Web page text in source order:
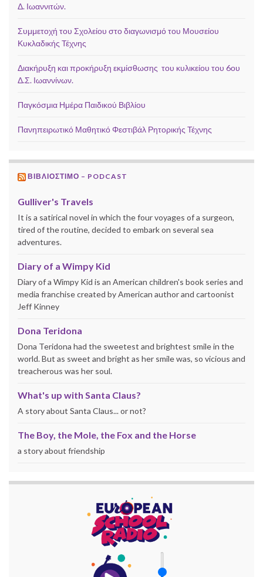
Δ. Ιωαννιτών.
Συμμετοχή του Σχολείου στο διαγωνισμό του Μουσείου
Κυκλαδικής Τέχνης
Διακήρυξη και προκήρυξη εκμίσθωσης του κυλικείου του 6ου
Δ.Σ. Ιωαννίνων.
Παγκόσμια Ημέρα Παιδικού Βιβλίου
Πανηπειρωτικό Μαθητικό Φεστιβάλ Ρητορικής Τέχνης
ΒΙΒΛΙΟΣΤΙΜΟ – PODCAST
Gulliver's Travels
It is a satirical novel in which the four voyages of a surgeon,
tired of the routine, decided to embark on several sea
adventures.
Diary of a Wimpy Kid
Diary of a Wimpy Kid is an American children's book series and
media franchise created by American author and cartoonist
Jeff Kinney
Dona Teridona
Dona Teridona had the sweetest and brightest smile in the
world. But as sweet and bright as her smile was, so vicious and
treacherous was her soul.
What's up with Santa Claus?
A story about Santa Claus... or not?
The Boy, the Mole, the Fox and the Horse
a story about friendship